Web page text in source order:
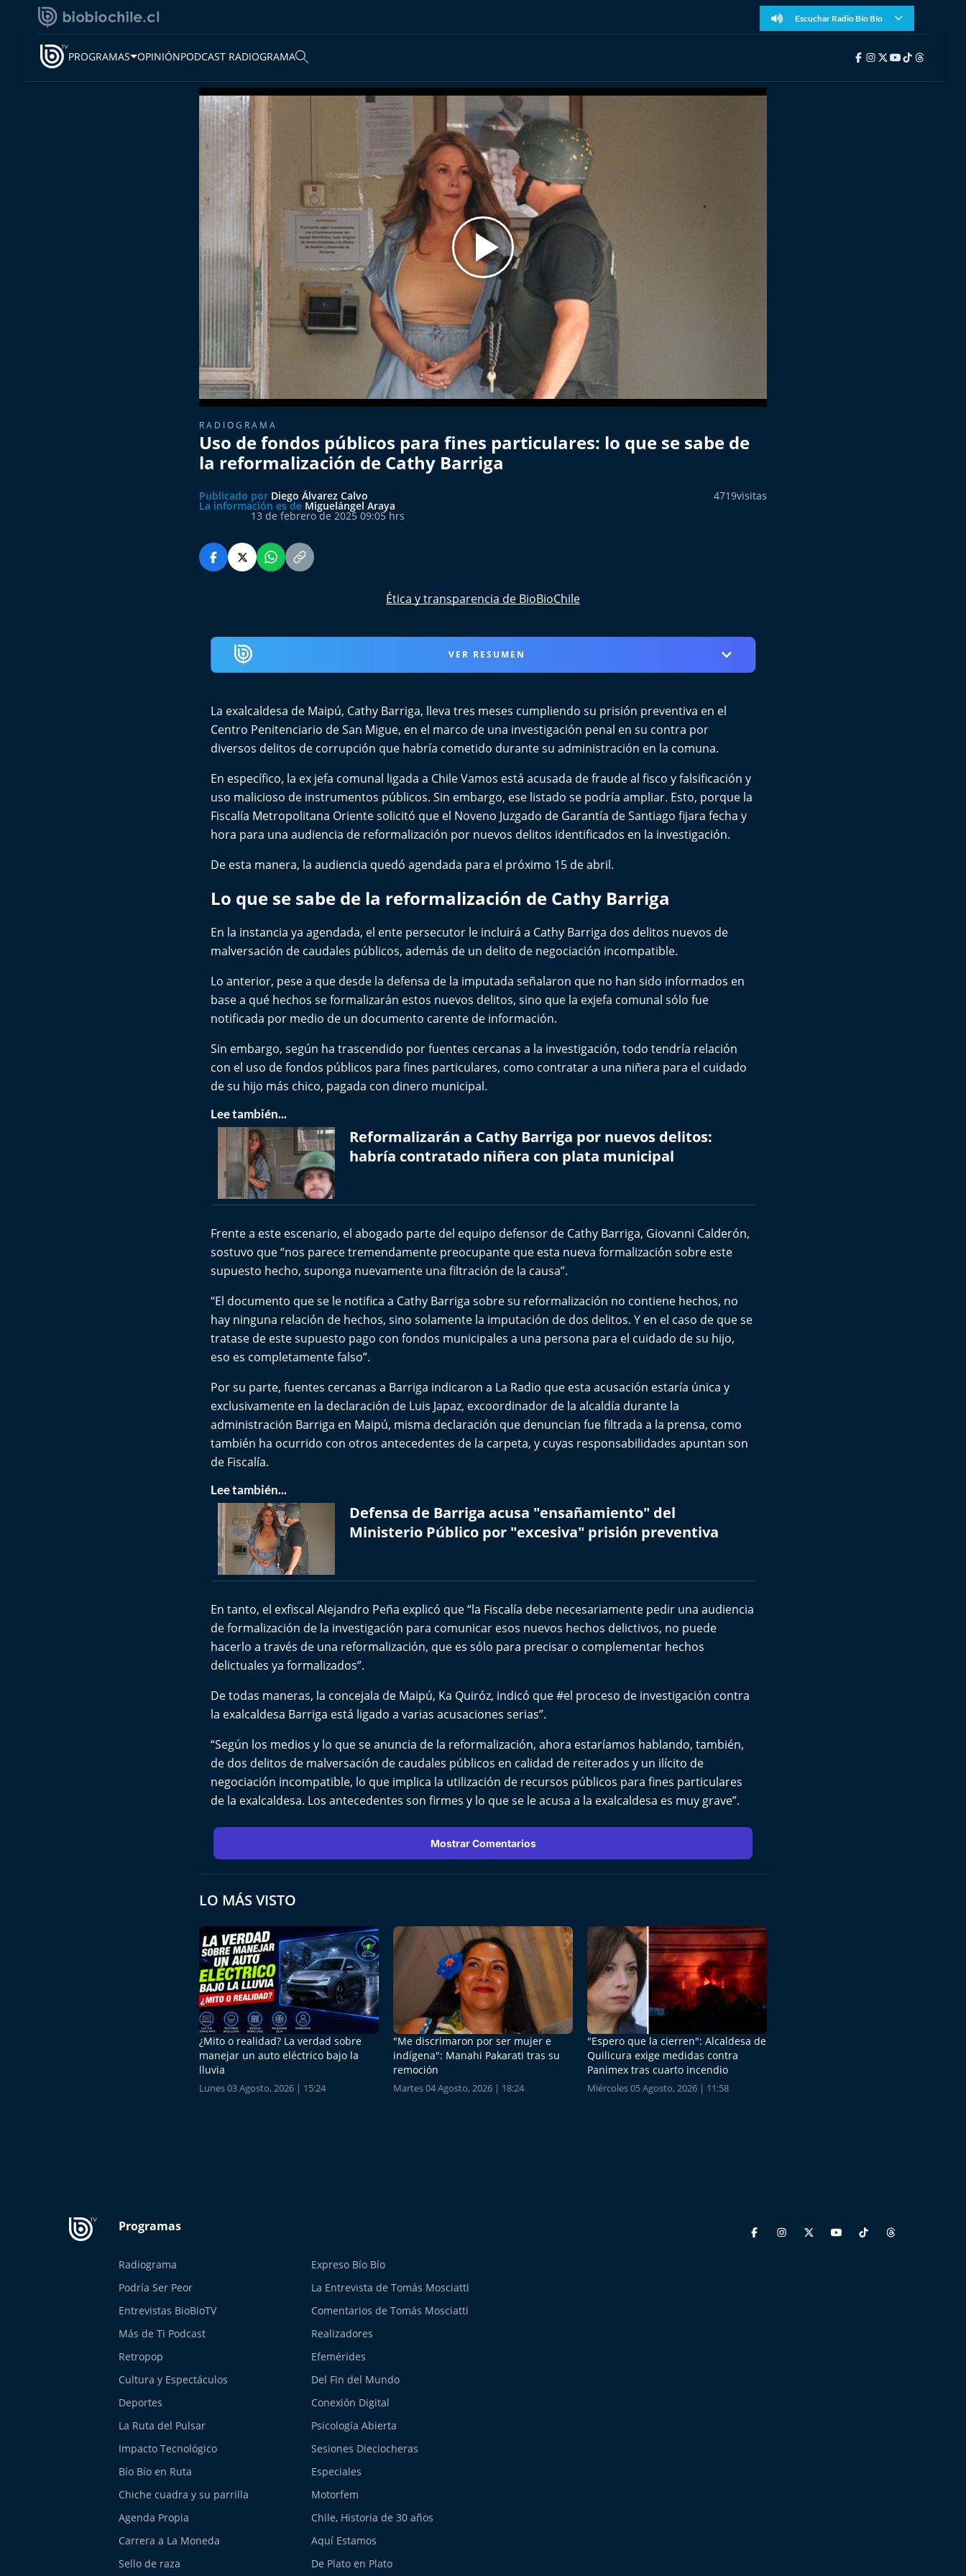
Escuchar Radio Bío Bío
PROGRAMAS OPINIÓNPODCAST RADIOGRAMA
RADIOGRAMA
Uso de fondos públicos para fines particulares: lo que se sabe de
la reformalización de Cathy Barriga
Publicado por Diego Álvarez Calvo
La información es de Miguelángel Araya
13 de febrero de 2025 09:05 hrs
4719visitas
Ética y transparencia de BioBioChile
VER RESUMEN
La exalcaldesa de Maipú, Cathy Barriga, lleva tres meses cumpliendo su prisión preventiva en el
Centro Penitenciario de San Migue, en el marco de una investigación penal en su contra por
diversos delitos de corrupción que habría cometido durante su administración en la comuna.
En específico, la ex jefa comunal ligada a Chile Vamos está acusada de fraude al fisco y falsificación y
uso malicioso de instrumentos públicos. Sin embargo, ese listado se podría ampliar. Esto, porque la
Fiscalía Metropolitana Oriente solicitó que el Noveno Juzgado de Garantía de Santiago fijara fecha y
hora para una audiencia de reformalización por nuevos delitos identificados en la investigación.
De esta manera, la audiencia quedó agendada para el próximo 15 de abril.
Lo que se sabe de la reformalización de Cathy Barriga
En la instancia ya agendada, el ente persecutor le incluirá a Cathy Barriga dos delitos nuevos de
malversación de caudales públicos, además de un delito de negociación incompatible.
Lo anterior, pese a que desde la defensa de la imputada señalaron que no han sido informados en
base a qué hechos se formalizarán estos nuevos delitos, sino que la exjefa comunal sólo fue
notificada por medio de un documento carente de información.
Sin embargo, según ha trascendido por fuentes cercanas a la investigación, todo tendría relación
con el uso de fondos públicos para fines particulares, como contratar a una niñera para el cuidado
de su hijo más chico, pagada con dinero municipal.
Lee también...
Reformalizarán a Cathy Barriga por nuevos delitos:
habría contratado niñera con plata municipal
Frente a este escenario, el abogado parte del equipo defensor de Cathy Barriga, Giovanni Calderón,
sostuvo que “nos parece tremendamente preocupante que esta nueva formalización sobre este
supuesto hecho, suponga nuevamente una filtración de la causa”.
“El documento que se le notifica a Cathy Barriga sobre su reformalización no contiene hechos, no
hay ninguna relación de hechos, sino solamente la imputación de dos delitos. Y en el caso de que se
tratase de este supuesto pago con fondos municipales a una persona para el cuidado de su hijo,
eso es completamente falso”.
Por su parte, fuentes cercanas a Barriga indicaron a La Radio que esta acusación estaría única y
exclusivamente en la declaración de Luis Japaz, excoordinador de la alcaldía durante la
administración Barriga en Maipú, misma declaración que denuncian fue filtrada a la prensa, como
también ha ocurrido con otros antecedentes de la carpeta, y cuyas responsabilidades apuntan son
de Fiscalía.
Lee también...
Defensa de Barriga acusa "ensañamiento" del
Ministerio Público por "excesiva" prisión preventiva
En tanto, el exfiscal Alejandro Peña explicó que “la Fiscalía debe necesariamente pedir una audiencia
de formalización de la investigación para comunicar esos nuevos hechos delictivos, no puede
hacerlo a través de una reformalización, que es sólo para precisar o complementar hechos
delictuales ya formalizados”.
De todas maneras, la concejala de Maipú, Ka Quiróz, indicó que #el proceso de investigación contra
la exalcaldesa Barriga está ligado a varias acusaciones serias”.
“Según los medios y lo que se anuncia de la reformalización, ahora estaríamos hablando, también,
de dos delitos de malversación de caudales públicos en calidad de reiterados y un ilícito de
negociación incompatible, lo que implica la utilización de recursos públicos para fines particulares
de la exalcaldesa. Los antecedentes son firmes y lo que se le acusa a la exalcaldesa es muy grave”.
Mostrar Comentarios
LO MÁS VISTO
¿Mito o realidad? La verdad sobre
manejar un auto eléctrico bajo la
lluvia
Lunes 03 Agosto, 2026 | 15:24
"Me discrimaron por ser mujer e
indígena": Manahi Pakarati tras su
remoción
Martes 04 Agosto, 2026 | 18:24
"Espero que la cierren": Alcaldesa de
Quilicura exige medidas contra
Panimex tras cuarto incendio
Miércoles 05 Agosto, 2026 | 11:58
Radiograma
Expreso Bío Bío
Podría Ser Peor
La Entrevista de Tomás Mosciatti
Entrevistas BioBioTV
Comentarios de Tomás Mosciatti
Más de Ti Podcast
Realizadores
Retropop
Efemérides
Cultura y Espectáculos
Del Fin del Mundo
Deportes
Conexión Digital
La Ruta del Pulsar
Psicología Abierta
Impacto Tecnológico
Sesiones Dieciocheras
Bío Bío en Ruta
Especiales
Chiche cuadra y su parrilla
Motorfem
Agenda Propia
Chile, Historia de 30 años
Carrera a La Moneda
Aquí Estamos
Sello de raza
De Plato en Plato